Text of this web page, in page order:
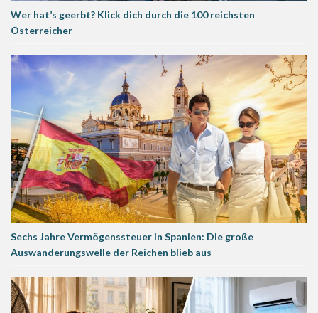
Wer hat’s geerbt? Klick dich durch die 100 reichsten
Österreicher
Sechs Jahre Vermögenssteuer in Spanien: Die große
Auswanderungswelle der Reichen blieb aus